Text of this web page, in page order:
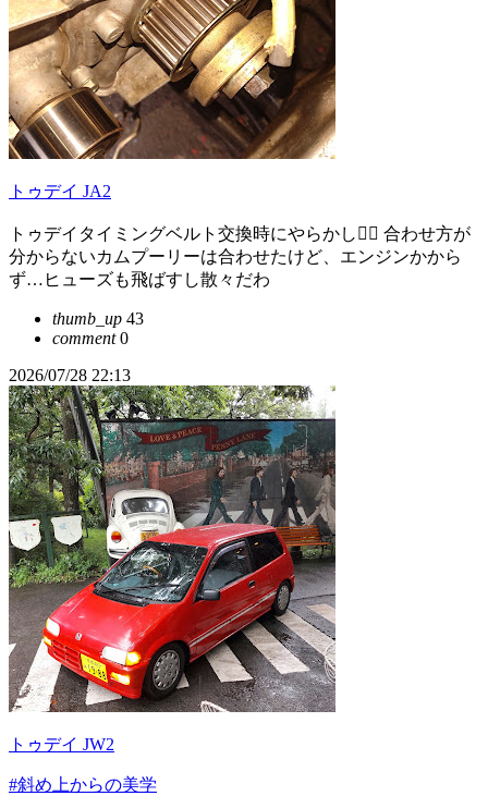
トゥデイ JA2
トゥデイタイミングベルト交換時にやらかし🤦‍♀️ 合わせ方が
分からないカムプーリーは合わせたけど、エンジンかから
ず…ヒューズも飛ばすし散々だわ
thumb_up 43
comment0
2026/07/28 22:13
トゥデイ JW2
#斜め上からの美学